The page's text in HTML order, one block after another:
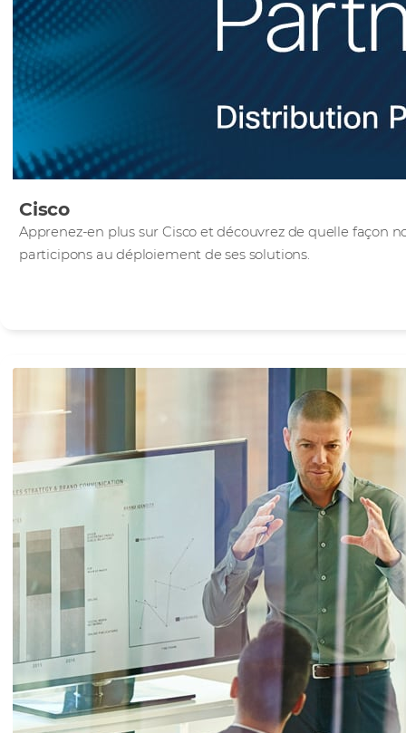
Cisco
Apprenez-en plus sur Cisco et découvrez de quelle façon
participons au déploiement de ses solutions.